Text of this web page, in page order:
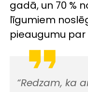
gadā, un 70 %
līgumiem
pieaugumu par
“Redzam, ka